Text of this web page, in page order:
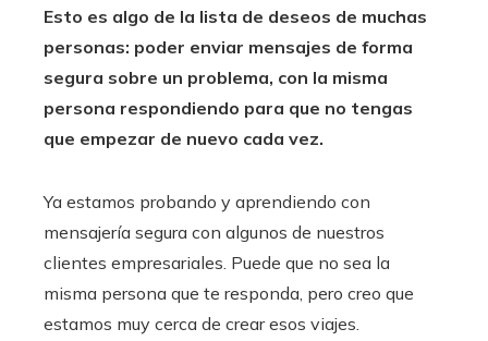
Esto es algo de la lista de deseos de muchas
personas: poder enviar mensajes de forma
segura sobre un problema, con la misma
persona respondiendo para que no tengas
que empezar de nuevo cada vez.
Ya estamos probando y aprendiendo con
mensajería segura con algunos de nuestros
clientes empresariales. Puede que no sea la
misma persona que te responda, pero creo que
estamos muy cerca de crear esos viajes.